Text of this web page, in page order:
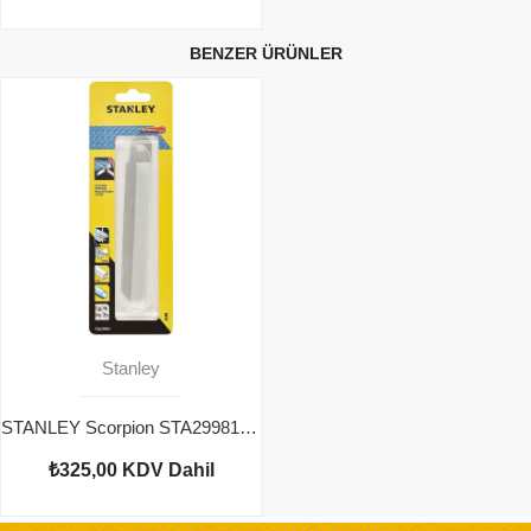
BENZER ÜRÜNLER
Stanley
STANLEY Scorpion STA29981 Testere Bıçağı 153mm
₺325,00 KDV Dahil